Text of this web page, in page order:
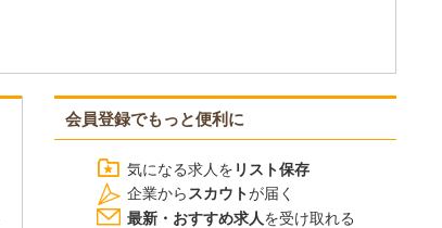
会員登録でもっと便利に
気になる求人を リスト保存
企業から スカウトが届く
最新・おすすめ求人を受け取れる